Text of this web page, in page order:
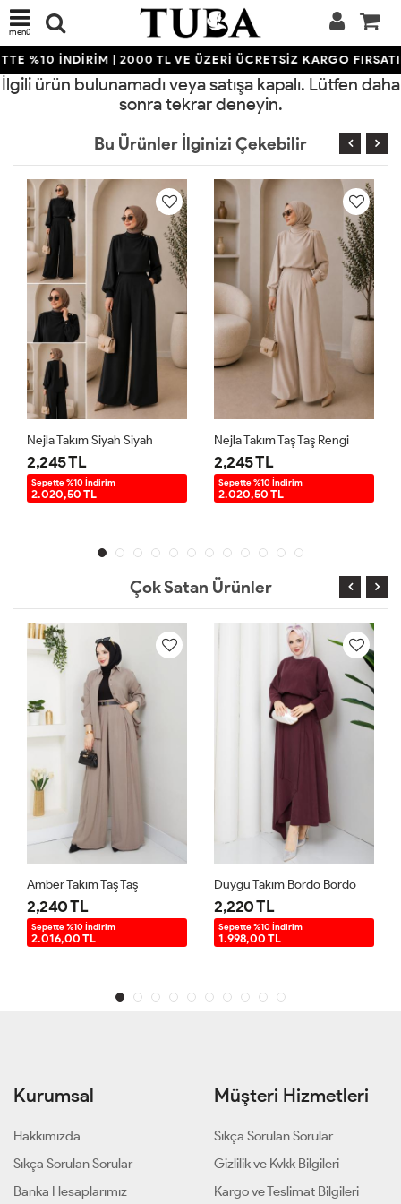
menü
%10 İNDİRİM | 2000 TL VE ÜZERİ ÜCRETSİZ KARGO
İlgili ürün bulunamadı veya satışa kapalı. Lütfen daha
sonra tekrar deneyin.
Bu Ürünler İlginizi Çekebilir
Siyah Nejla Takım Taş Taş Rengi
Sepette %10 İndirim Sepette %10 İndirim
Çok Satan Ürünler
Amber Takım Taş Taş
2,240 TL
Sepette %10 İndirim
2.016,00 TL
Duygu Takım Bordo Bordo
2,220 TL
Sepette %10 İndirim
1.998,00 TL
Kurumsal
Hakkımızda
Sıkça Sorulan Sorular
Banka Hesaplarımız
Müşteri Hizmetleri
Sıkça Sorulan Sorular
Gizlilik ve Kvkk Bilgileri
Kargo ve Teslimat Bilgileri